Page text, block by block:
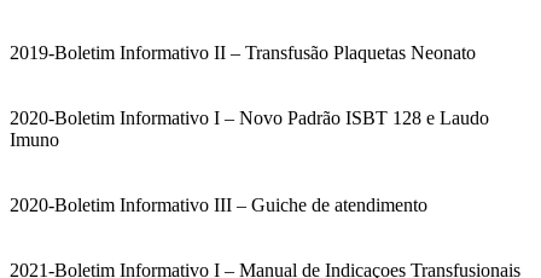
2019-Boletim Informativo II – Transfusão Plaquetas Neonato
2020-Boletim Informativo I – Novo Padrão ISBT 128 e Laudo
Imuno
2020-Boletim Informativo III – Guiche de atendimento
2021-Boletim Informativo I – Manual de Indicaçoes Transfusionais